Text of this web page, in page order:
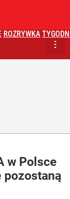
ROZRYWKA
w Polsce
pozostaną